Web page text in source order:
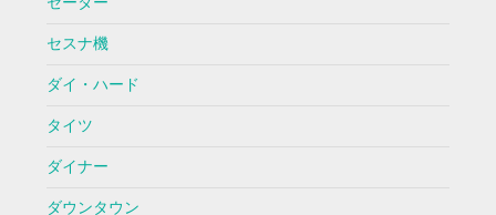
セスナ機
ダイ・ハード
タイツ
ダイナー
ダウンタウン